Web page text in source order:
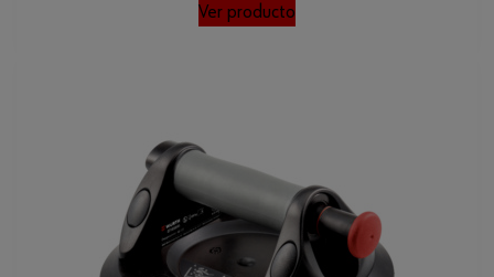
Ver producto